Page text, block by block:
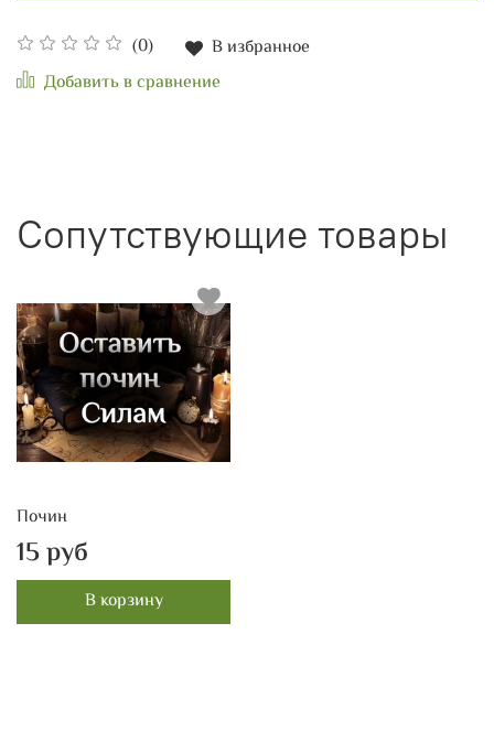
(0)
В избранное
Добавить в сравнение
Сопутствующие товары
Почин
15 руб
В корзину